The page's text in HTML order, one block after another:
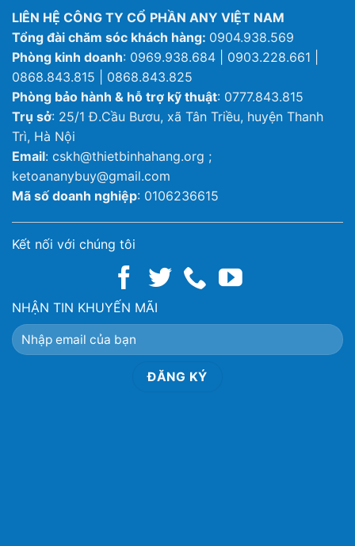
LIÊN HỆ CÔNG TY CỔ PHẦN ANY VIỆT NAM
Tổng đài chăm sóc khách hàng: 0904.938.569
Phòng kinh doanh: 0969.938.684 | 0903.228.661 |
0868.843.815 | 0868.843.825
Phòng bảo hành & hỗ trợ kỹ thuật: 0777.843.815
Trụ sở: 25/1 Đ.Cầu Bươu, xã Tân Triều, huyện Thanh
Trì, Hà Nội
Email: cskh@thietbinhahang.org ;
ketoananybuy@gmail.com
Mã số doanh nghiệp: 0106236615
Kết nối với chúng tôi
NHẬN TIN KHUYẾN MÃI